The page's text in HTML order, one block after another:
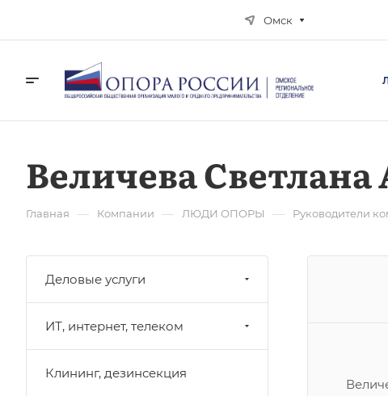
Омск
Величева
Главная — Компании — ЛЮДИ ОПОРЫ — Руководители
Деловые услуги
ИТ, интернет, телеком
Клининг, дезинсекция